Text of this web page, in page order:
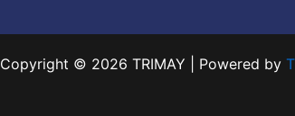
Copyright © 2026 TRIMAY | Powered by